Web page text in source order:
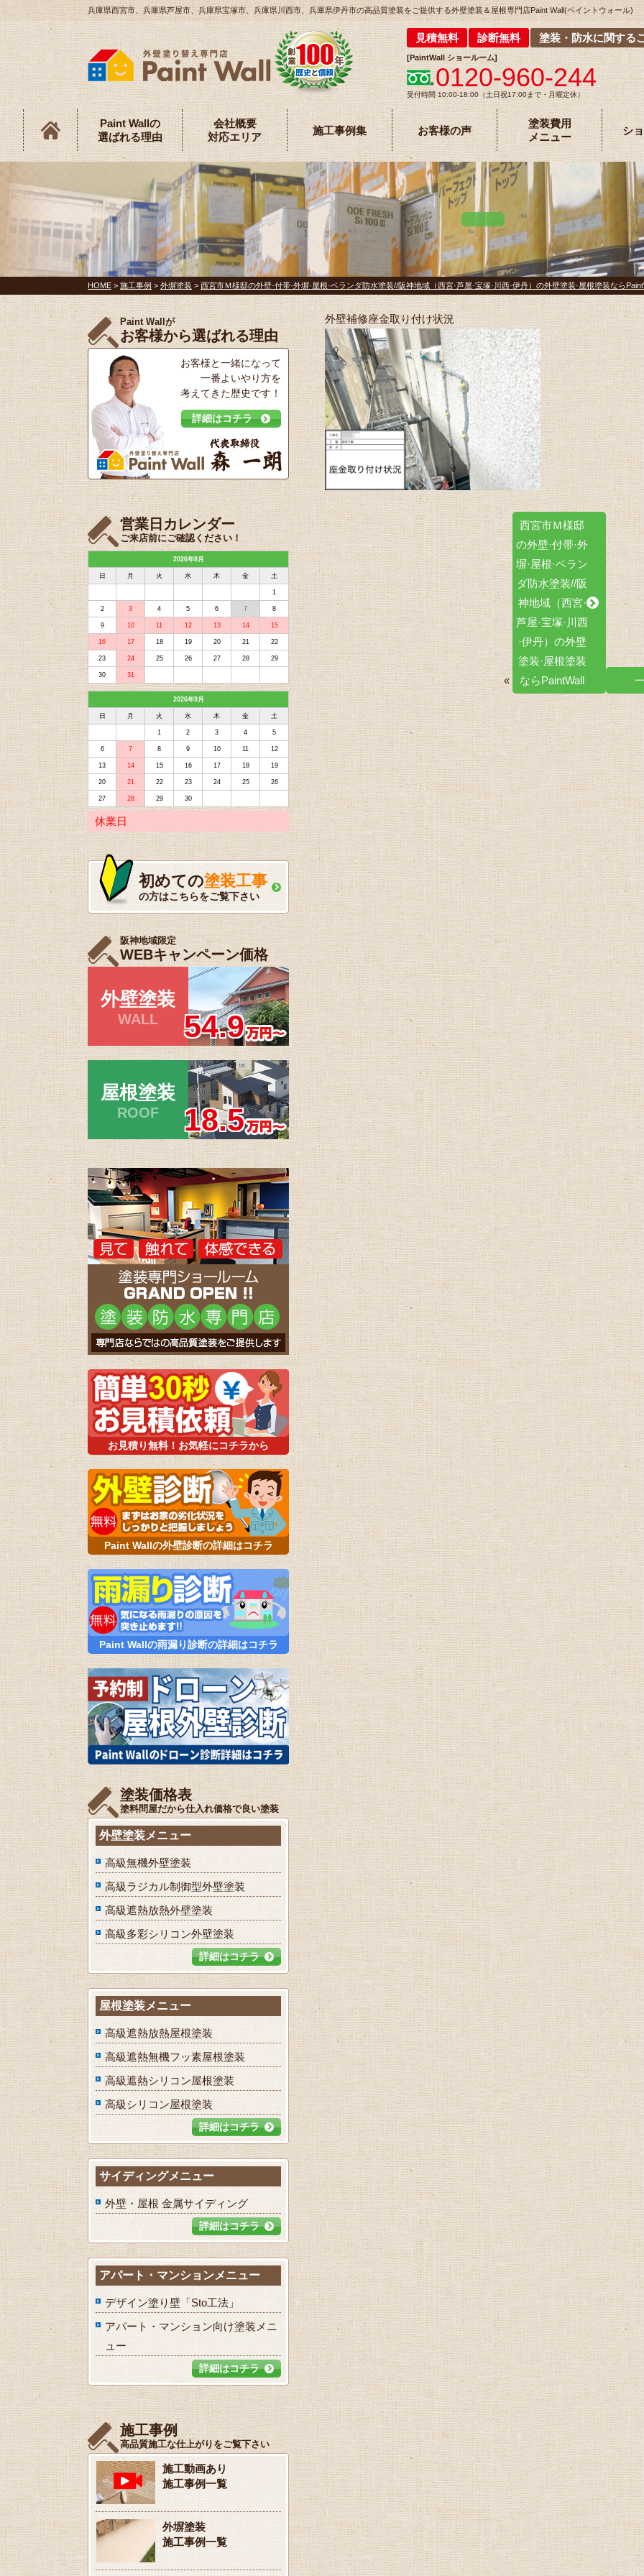
兵庫県西宮市、兵庫県芦屋市、兵庫県宝塚市、兵庫県川西市、兵庫県伊丹市の高品質塗装をご提供する外壁塗装＆屋根専門店Paint Wall(ペイントウォール)
見積無料 診断無料 塗装・防水に関する
[PaintWallショールーム]
0120-960-244
受付時間 10:00-18:00（土日祝17:00まで・月曜定休）
Paint Wallの
選ばれる理由
会社概要
対応エリア
施工事例集 お客様の声
塗装費用
メニュー
シ
HOME > 施工事例 > 外塀塗装 > 西宮市Ｍ様邸の外壁·付帯·外塀·屋根·ベランダ防水塗装//阪神地域（西宮·芦屋·宝塚·川西·伊丹）の外壁塗装·屋根塗装なら
外壁補修座金取り付け状況
«
西宮市Ｍ様邸
の外壁·付帯·外
塀·屋根·ベラン
ダ防水塗装//阪
神地域（西宮·
芦屋·宝塚·川西
·伊丹）の外壁
塗装·屋根塗装
ならPaintWall
Paint Wallが
お客様から選ばれる理由
お客様と一緒になって
一番よいやり方を
考えてきた歴史です！
詳細はコチラ
営業日カレンダー
ご来店前にご確認ください！
2026年8月
日 月 火 水 木 金 土
1
2 3 4 5 6 7 8
9 10 11 12 13 14 15
16 17 18 19 20 21 22
23 24 25 26 27 28 29
30 31
2026年9月
日 月 火 水 木 金 土
1 2 3 4 5
6 7 8 9 10 11 12
13 14 15 16 17 18 19
20 21 22 23 24 25 26
27 28 29 30
休業日
初めての塗装工事
の方はこちらをご覧下さい
阪神地域限定
WEBキャンペーン価格
外壁塗装
WALL 54.9
屋根塗装
ROOF 18.5
お見積り無料！お気軽にコチラから
Paint Wallの外壁診断の詳細はコチラ
Paint Wallの雨漏り診断の詳細はコチラ
塗装価格表
塗料問屋だから仕入れ価格で良い塗装
外壁塗装メニュー
高級無機外壁塗装
高級ラジカル制御型外壁塗装
高級遮熱放熱外壁塗装
高級多彩シリコン外壁塗装
詳細はコチラ
屋根塗装メニュー
高級遮熱放熱屋根塗装
高級遮熱無機フッ素屋根塗装
高級遮熱シリコン屋根塗装
高級シリコン屋根塗装
詳細はコチラ
サイディングメニュー
外壁・屋根 金属サイディング
詳細はコチラ
アパート・マンションメニュー
デザイン塗り壁「Sto工法」
アパート・マンション向け塗装メニ
ュー
詳細はコチラ
施工事例
高品質施工な仕上がりをご覧下さい
施工動画あり
施工事例一覧
外塀塗装
施工事例一覧